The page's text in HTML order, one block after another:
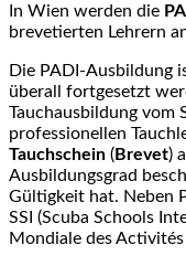
In Wien werden die
brevetierten Lehrern
Die PADI-Ausbildung
überall fortgesetzt
Tauchausbildung vom
professionellen
Tauchschein (Brevet)
Ausbildungsgrad
Gültigkeit hat. Neben
SSI (Scuba Schools
Mondiale des